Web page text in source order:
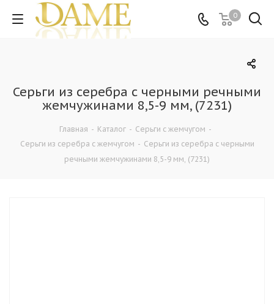
0
Серьги из серебра с черными речными
жемчужинами 8,5-9 мм, (7231)
Главная - Каталог - Серьги с жемчугом -
Серьги из серебра с жемчугом - Серьги из серебра с черными
речными жемчужинами 8,5-9 мм, (7231)